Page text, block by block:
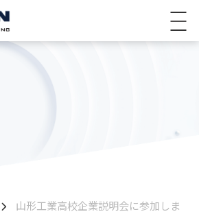
山形工業高校企業説明会に参加しま